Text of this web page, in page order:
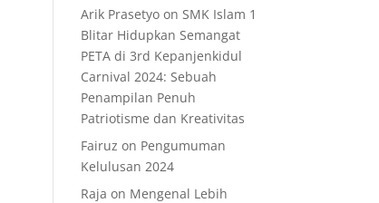
Arik Prasetyo onSMK Islam 1
Blitar Hidupkan Semangat
PETA di 3rd Kepanjenkidul
Carnival 2024: Sebuah
Penampilan Penuh
Patriotisme dan Kreativitas
Fairuz on Pengumuman
Kelulusan 2024
Raja on Mengenal Lebih